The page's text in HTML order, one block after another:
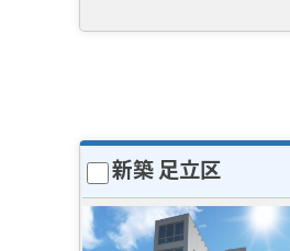
新築 足立区